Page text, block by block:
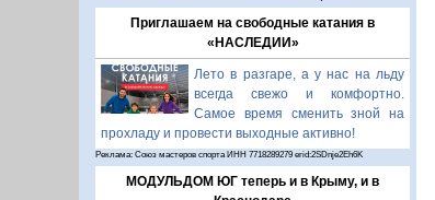
Приглашаем на свободные катания в
«НАСЛЕДИИ»
Лето в разгаре, а у нас на льду
всегда свежо и комфортно.
Самое время сменить зной на
прохладу и провести выходные активно!
Реклама: Союз мастеров спорта ИНН 7718289279 erid:2SDnje2Eh6K
МОДУЛЬДОМ ЮГ теперь и в Крыму, и в